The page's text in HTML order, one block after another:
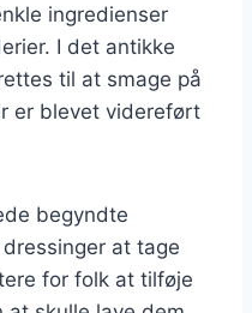
ingredienser
I det antikke
til at smage på
er blevet videreført
begyndte
at tage
for folk at tilføje